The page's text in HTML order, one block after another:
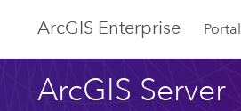
ArcGIS Enterprise Portal
ArcGIS Server